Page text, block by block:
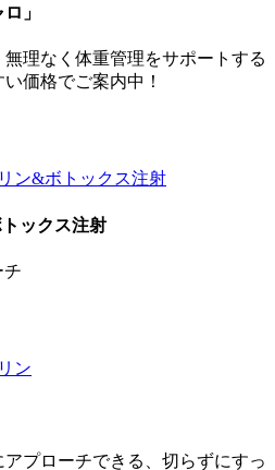
」
理なく体重管理をサポートする
価格でご案内中！
ックス注射
チ
プローチできる、切らずにすっ